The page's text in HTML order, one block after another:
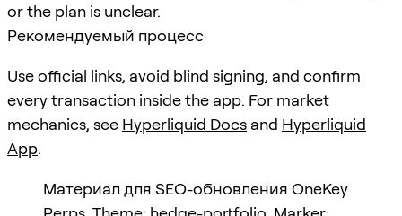
or the plan is unclear.
Рекомендуемый процесс
Use official links, avoid blind signing, and confirm
every transaction inside the app. For market
mechanics, see Hyperliquid Docs and Hyperliquid
App.
Материал для SEO-обновления OneKey